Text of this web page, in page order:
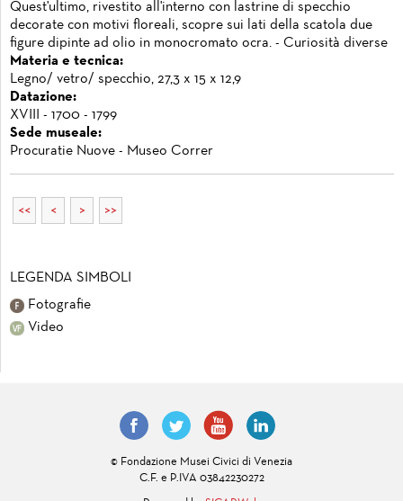
Quest'ultimo, rivestito all'interno con lastrine di specchio
decorate con motivi floreali, scopre sui lati della scatola due
figure dipinte ad olio in monocromato ocra. - Curiosità diverse
Materia e tecnica:
Legno/ vetro/ specchio, 27,3 x 15 x 12,9
Datazione:
XVIII - 1700 - 1799
Sede museale:
Procuratie Nuove - Museo Correr
<< < > >>
LEGENDA SIMBOLI
Fotografie
Video
© Fondazione Musei Civici di Venezia
C.F. e P.IVA 03842230272